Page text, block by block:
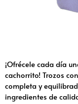
¡Ofrécele cada día
cachorrito! Trozos
completa y
ingredientes de